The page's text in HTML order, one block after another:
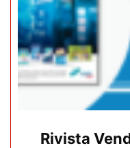
Rivista